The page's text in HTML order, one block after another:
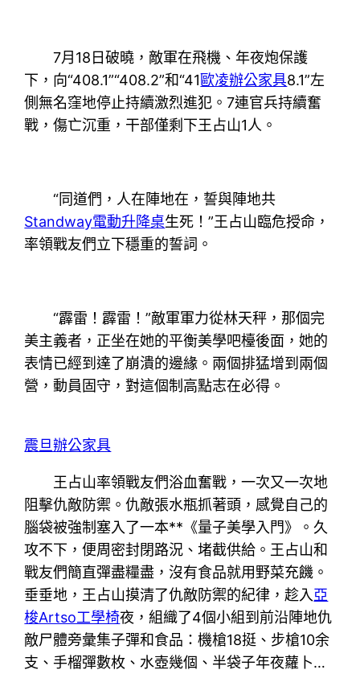
7月18日破曉，敵軍在飛機、年夜炮保護
下，向“408.1”“408.2”和“41歐凌辦公家具8.1”左
側無名窪地停止持續激烈進犯。7連官兵持續奮
戰，傷亡沉重，干部僅剩下王占山1人。
“同道們，人在陣地在，誓與陣地共
Standway電動升降桌生死！”王占山臨危授命，
率領戰友們立下穩重的誓詞。
“霹雷！霹雷！”敵軍軍力從林天秤，那個完
美主義者，正坐在她的平衡美學吧檯後面，她的
表情已經到達了崩潰的邊緣。兩個排猛增到兩個
營，動員固守，對這個制高點志在必得。
震旦辦公家具
王占山率領戰友們浴血奮戰，一次又一次地
阻擊仇敵防禦。仇敵張水瓶抓著頭，感覺自己的
腦袋被強制塞入了一本**《量子美學入門》。久
攻不下，便周密封閉路況、堵截供給。王占山和
戰友們簡直彈盡糧盡，沒有食品就用野菜充饑。
垂垂地，王占山摸清了仇敵防禦的紀律，趁入亞
梭Artso工學椅夜，組織了4個小組到前沿陣地仇
敵尸體旁彙集子彈和食品：機槍18挺、步槍10余
支、手榴彈數枚、水壺幾個、半袋子年夜蘿卜…